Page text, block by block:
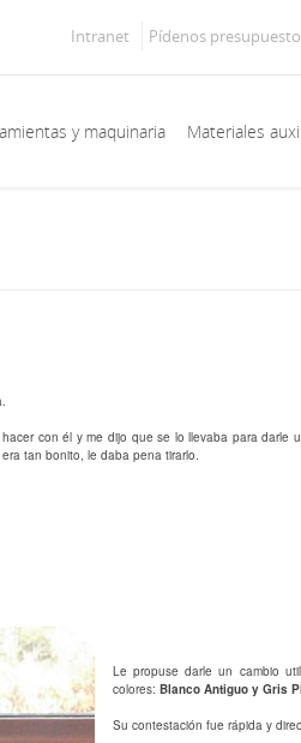
Intranet Pídenos presupuesto
y maquinaria Materiales
con él y me dijo que se lo llevaba para
tan bonito, le daba pena tirarlo.
Le propuse darle un cambio
colores: Blanco Antiguo y Gris
Su contestación fue rápida y